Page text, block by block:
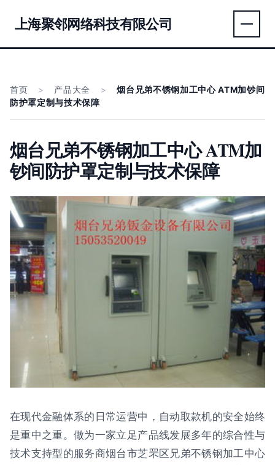
上海聚邻网络科技有限公司
首页 > 产品大全 >
烟台兄弟不锈钢加工中心 ATM加钞间
防护罩定制与技术保障
烟台兄弟不锈钢加工中心 ATM加
钞间防护罩定制与技术保障
在现代金融体系的日常运营中，自动取款机的安全始终
是重中之重。做为一家立足产品线发展多年的综合性与
技术支持型的服务商烟台市芝罘区兄弟不锈钢加工中心